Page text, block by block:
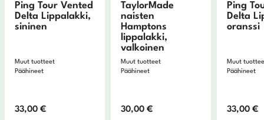
Ping Tour Vented
Delta Lippalakki,
sininen
Muut tuotteet
Päähineet
33,00€
TaylorMade
naisten
Hamptons
lippalakki,
valkoinen
Muut tuotteet
Päähineet
30,00€
Ping
Delta
oranssi
Muut
Päähineet
33,00€